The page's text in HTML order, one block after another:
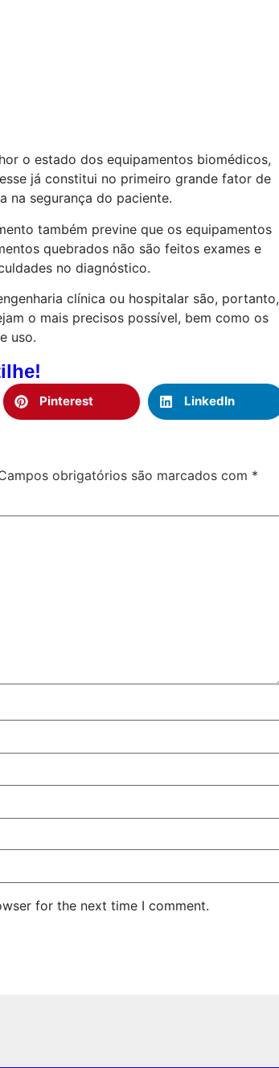
o estado dos equipamentos biomédicos,
já constitui no primeiro grande fator de
na segurança do paciente.
também previne que os equipamentos
quebrados não são feitos exames e
no diagnóstico.
clínica ou hospitalar são, portanto,
o mais precisos possível, bem como os
uso.
Pinterest LinkedIn
obrigatórios são marcados com *
for the next time I comment.